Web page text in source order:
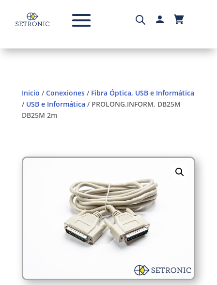
Inicio /Conexiones/ Fibra Óptica, USB e Informática
/ USB e Informática / PROLONG.INFORM. DB25M
DB25M 2m